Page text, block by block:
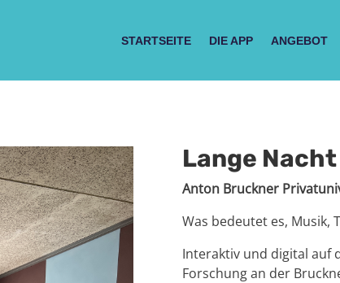
STARTSEITE DIE APP ANGEBOT
Lange
Anton Bruckner
Was bedeutet es, Musik,
Interaktiv und digital auf
Forschung an der